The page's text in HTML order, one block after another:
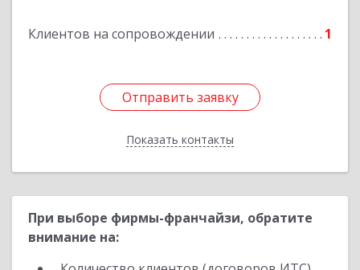
Клиентов на сопровождении 1
Отправить заявку
Показать контакты
Подробнее
Отправить заявку
Назад
При выборе фирмы-франчайзи, обратите
внимание на: